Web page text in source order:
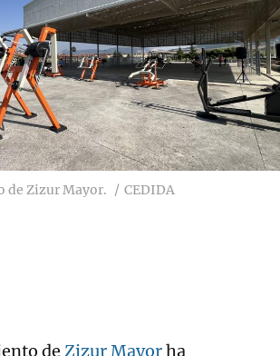
de Zizur Mayor. CEDIDA
de Zizur Mayorha